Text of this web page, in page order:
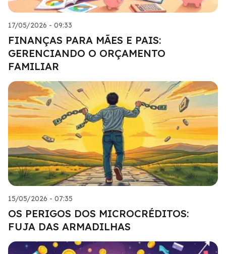
17/05/2026 - 09:33
FINANÇAS PARA MÃES E PAIS:
GERENCIANDO O ORÇAMENTO
FAMILIAR
15/05/2026 - 07:35
OS PERIGOS DOS MICROCRÉDITOS:
FUJA DAS ARMADILHAS